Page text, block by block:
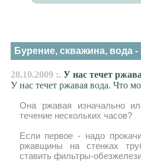
Бурение, скважина, вода
28.10.2009 :. У нас течет
У нас течет ржавая вода. Что
Она ржавая изначально
течение нескольких часов?
Если первое - надо
ржавщины на стенках
ставить фильтры-